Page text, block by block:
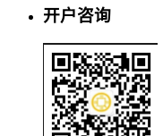
开户咨询